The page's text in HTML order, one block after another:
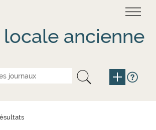
locale ancienne
cookies